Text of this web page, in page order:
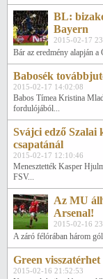
BL:
Bayern
2015-02-17
Bár az eredmény alapján a
Babosék
2015-02-17 14:02:08
Babos Tímea Kristina
fordulójából...
Svájci edző Szalai
csapatánál
2015-02-17 12:10:46
Menesztették Kasper
FSV...
Az MU
Arsenal!
2015-02-16
A záró félórában három
Green
2015-02-16 21:52:53